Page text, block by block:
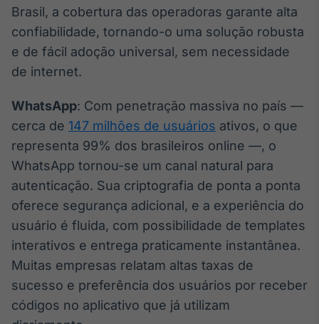
Tokenização
de ativos
Em breve
Crédito
Em breve
Brasil, a cobertura das operadoras garante alta
confiabilidade, tornando-o uma solução robusta
e de fácil adoção universal, sem necessidade
de internet.
WhatsApp: Com penetração massiva no país —
cerca de 147 milhões de usuários ativos, o que
representa 99% dos brasileiros online —, o
WhatsApp tornou-se um canal natural para
autenticação. Sua criptografia de ponta a ponta
oferece segurança adicional, e a experiência do
usuário é fluida, com possibilidade de templates
interativos e entrega praticamente instantânea.
Muitas empresas relatam altas taxas de
sucesso e preferência dos usuários por receber
códigos no aplicativo que já utilizam